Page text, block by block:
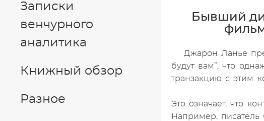
Записки
венчурного
аналитика
Книжный обзор
Разное
Бывший
Джарон Ланье
будут вам”, что
транзакцию с этим
Это означает, что
Например, писатель